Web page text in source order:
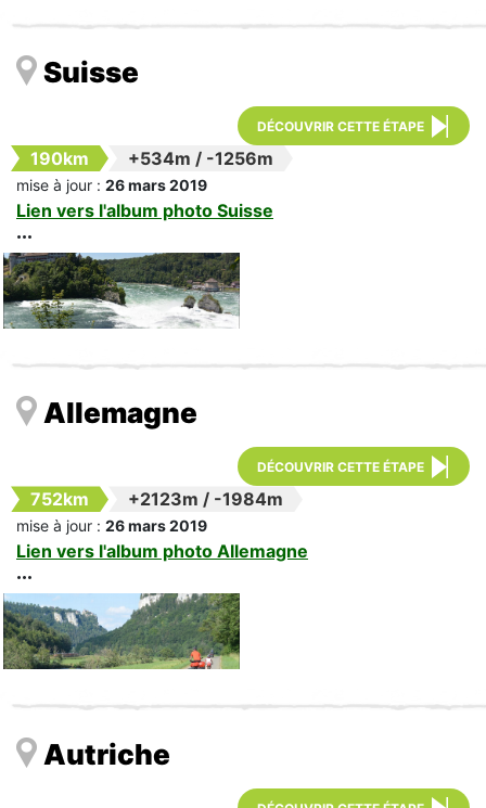
Suisse
DÉCOUVRIR CETTE ÉTAPE
190km +534m / -1256m
mise à jour : 26 mars 2019
Lien vers l'album photo Suisse
Allemagne
DÉCOUVRIR CETTE ÉTAPE
752km +2123m / -1984m
mise à jour : 26 mars 2019
Lien vers l'album photo Allemagne
Autriche